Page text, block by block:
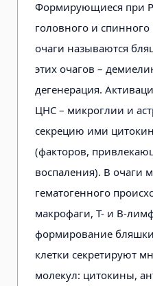
Формирующиеся при
головного и спинного
очаги называются
этих очагов –
дегенерация.
ЦНС – микроглии и
секрецию ими
(факторов,
воспаления). В очаги
гематогенного
макрофаги, Т- и В-
формирование
клетки секретируют
молекул: цитокины,